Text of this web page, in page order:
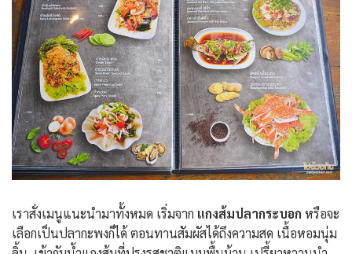
เราสั่งเมนูแนะนำมาทั้งหมด เริ่มจาก แกงส้มปลากระบอก หรือจะ
เลือกเป็นปลากะพงก็ได้ ตอนทานสัมผัสได้ถึงความสด เนื้อหอมนุ่ม